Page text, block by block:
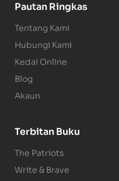
Pautan Ringkas
Tentang Kami
Hubungi Kami
Kedai Online
Blog
Akaun
Terbitan Buku
The Patriots
Write & Brave